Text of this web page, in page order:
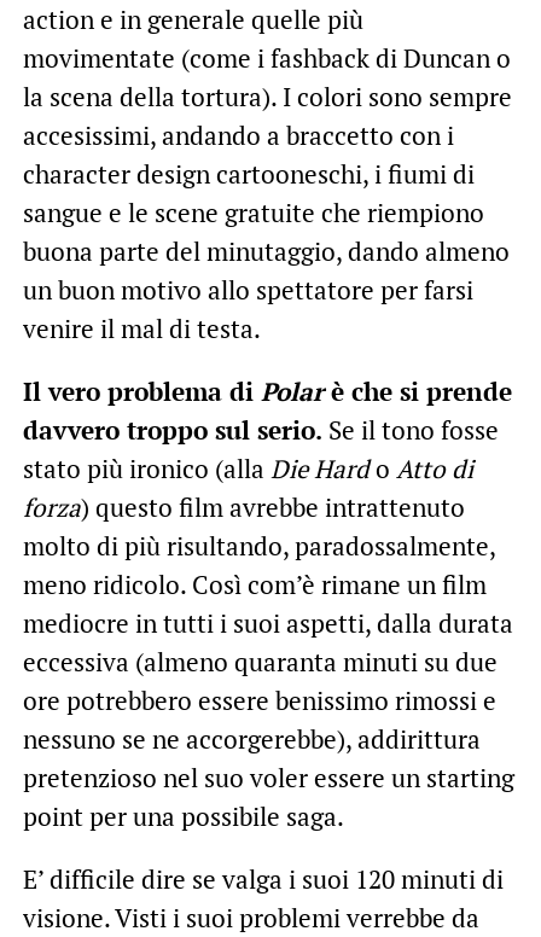
action e in generale quelle più
movimentate (come i fashback di Duncan o
la scena della tortura). I colori sono sempre
accesissimi, andando a braccetto con i
character design cartooneschi, i fiumi di
sangue e le scene gratuite che riempiono
buona parte del minutaggio, dando almeno
un buon motivo allo spettatore per farsi
venire il mal di testa.
Il vero problema di Polarè che si prende
davvero troppo sul serio. Se il tono fosse
stato più ironico (alla Die Hardo Atto di
forza) questo film avrebbe intrattenuto
molto di più risultando, paradossalmente,
meno ridicolo. Così com’è rimane un film
mediocre in tutti i suoi aspetti, dalla durata
eccessiva (almeno quaranta minuti su due
ore potrebbero essere benissimo rimossi e
nessuno se ne accorgerebbe), addirittura
pretenzioso nel suo voler essere un starting
point per una possibile saga.
E’ difficile dire se valga i suoi 120 minuti di
visione. Visti i suoi problemi verrebbe da